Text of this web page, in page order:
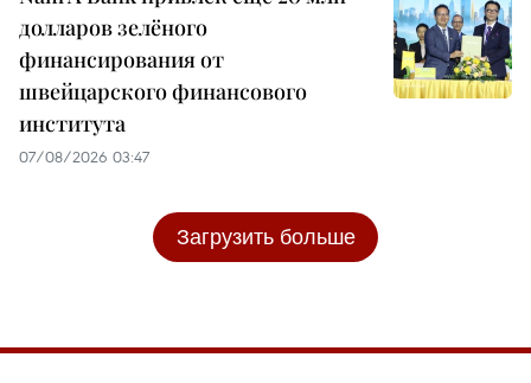
долларов зелёного
финансирования от
швейцарского финансового
института
07/08/2026 03:47
Загрузить больше